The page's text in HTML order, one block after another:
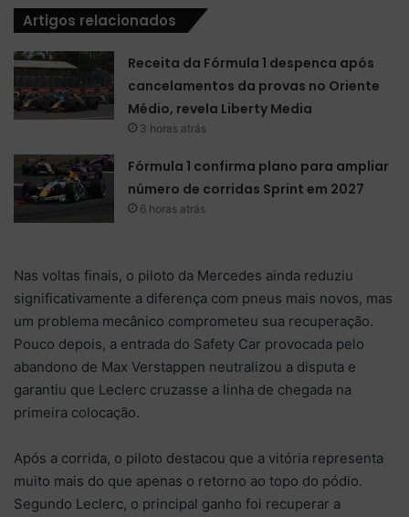
Artigos relacionados
Receita da Fórmula 1 despenca após
cancelamentos da provas no Oriente
Médio, revela Liberty Media
3 horas atrás
Fórmula 1 confirma plano para ampliar
número de corridas Sprint em 2027
6 horas atrás
Nas voltas finais, o piloto da Mercedes ainda reduziu
significativamente a diferença com pneus mais novos, mas
um problema mecânico comprometeu sua recuperação.
Pouco depois, a entrada do Safety Car provocada pelo
abandono de Max Verstappen neutralizou a disputa e
garantiu que Leclerc cruzasse a linha de chegada na
primeira colocação.
Após a corrida, o piloto destacou que a vitória representa
muito mais do que apenas o retorno ao topo do pódio.
Segundo Leclerc, o principal ganho foi recuperar a